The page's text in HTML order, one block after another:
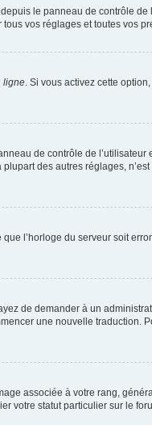
le panneau de contrôle de
vos réglages et toutes vos
ligne . Si vous activez cette
de contrôle de
des autres réglages,
l’horloge du serveur soit
de demander à un
une nouvelle traduction.
associée à votre rang,
statut particulier sur le